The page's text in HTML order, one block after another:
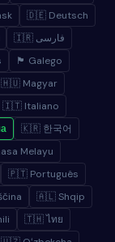
🇩🇪 Deutsch
🇮🇷 فارسی
🏴 Galego
🇭🇺 Magyar
🇮🇹 Italiano
🇰🇷 한국어
Melayu
🇵🇹 Português
🇦🇱 Shqip
🇹🇭 ไทย